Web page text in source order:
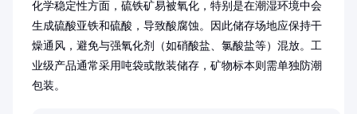
化学稳定性方面，硫铁矿易被氧化，特别是在潮湿环境中会
生成硫酸亚铁和硫酸，导致酸腐蚀。因此储存场地应保持干
燥通风，避免与强氧化剂（如硝酸盐、氯酸盐等）混放。工
业级产品通常采用吨袋或散装储存，矿物标本则需单独防潮
包装。